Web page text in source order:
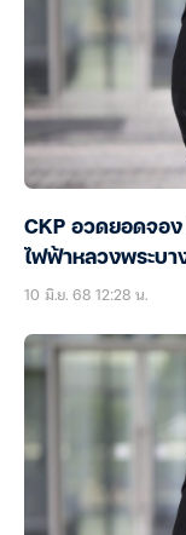
CKP อวดยอดจอ
ไฟฟ้าหลวงพระบา
10 มิ.ย. 68 12:28 น.